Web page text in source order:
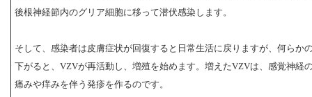
後根神経節内のグリア細胞に移って潜伏感染します。
そして、感染者は皮膚症状が回復すると日常生活に戻りますが、何らか
下がると、VZVが再活動し、増殖を始めます。増えたVZVは、感覚神経
痛みや痒みを伴う発疹を作るのです。